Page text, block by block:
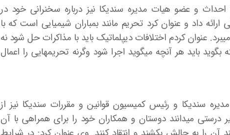
و عضو هیات مدیره سندیکا نیز درباره سخنرانی خود در
داد و عنوان کرد تحریم مانند بمباران شیمیایی است که با
عنوان کردم اختلافات دیپلماتیک باید با مذاکرات حل شود نه
بگوید باید هر آنچه می­گوید اجرا شود وگرنه تحریم­هایی را اعمال
سندیکا و رئیس کمیسیون قوانین و مقررات سندیکا نیز از
می­دانند دوستان و همکاران خود را برای همراهی با آن